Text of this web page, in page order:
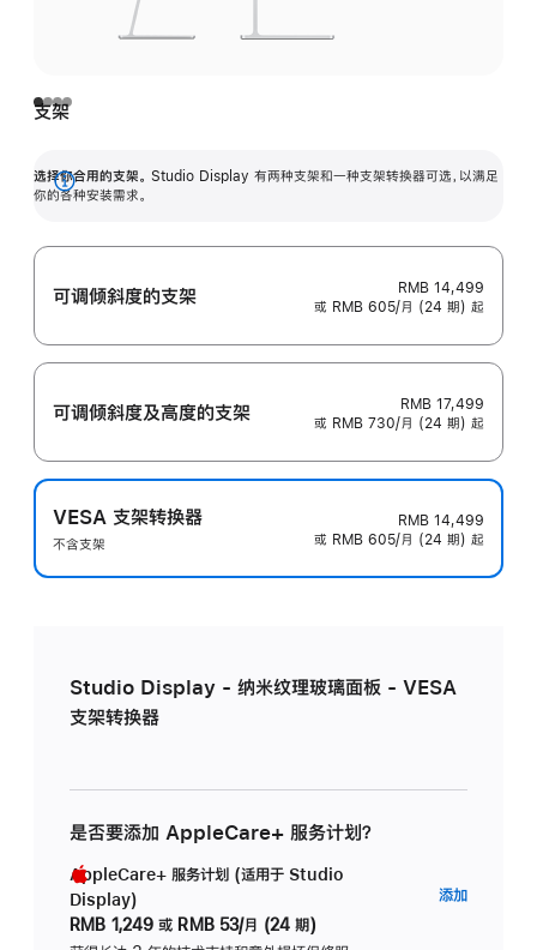
支架
选择你合用的支架。 Studio Display 有两种支架和一种支架转换器可选，以满足
你的各种安装需求。
展
可调倾斜度的支架
RMB 14,499
或 RMB 605/月 (24 期) 起
可调倾斜度及高‍度的支‍架
RMB 17,499
或 RMB 730/月 (24 期) 起
VESA 支架转换器
不含支架
RMB 14,499
或 RMB 605/月 (24 期) 起
Studio Display - 纳米纹理玻璃面板 - VESA
支架转换器
是否要添加 AppleCare+ 服务计划？
AppleCare+ 服务计划 (适用于 Studio
Display)
RMB 1,249 或 RMB 53/月 (24 期)
添加